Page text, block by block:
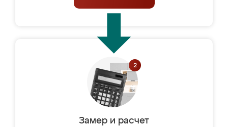
Замер и расчет